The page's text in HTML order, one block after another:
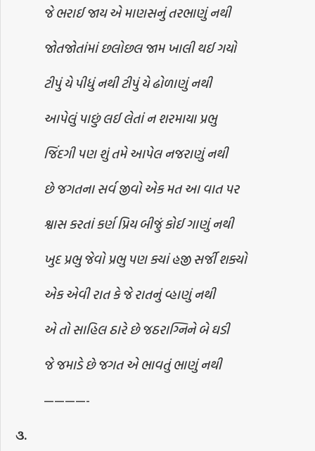
જે ભરાઈ જાય એ માણસનું તરભાણું નથી
જોતજોતાંમાં છલોછલ જામ ખાલી થઈ ગયો
ટીપું યે પીધું નથી ટીપું યે ઢોળાણું નથી
આપેલું પાછું લઈ લેતાં ન શરમાયા પ્રભુ
જિંદગી પણ શું તમે આપેલ નજરાણું નથી
છે જગતના સર્વ જીવો એક મત આ વાત પર
શ્વાસ કરતાં કર્ણ પ્રિય બીજું કોઈ ગાણું નથી
ખુદ પ્રભુ જેવો પ્રભુ પણ ક્યાં હજી સર્જી શક્યો
એક એવી રાત કે જે રાતનું વ્હાણું નથી
એ તો સાહિલ ઠારે છે જઠરાગ્નિને બે ઘડી
જે જમાડે છે જગત એ ભાવતું ભાણું નથી
————-
૩.